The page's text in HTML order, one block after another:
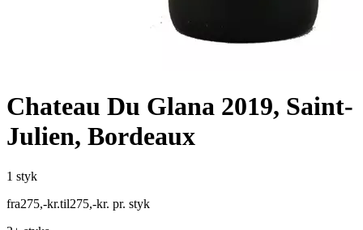
Chateau Du Glana 2019, Saint-
Julien, Bordeaux
1 styk
fra275,-kr.til275,-kr. pr. styk